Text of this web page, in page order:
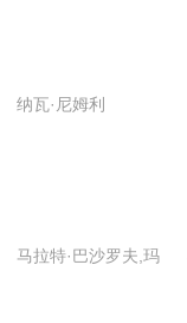
纳瓦·尼姆利
马拉特·巴沙罗夫,玛